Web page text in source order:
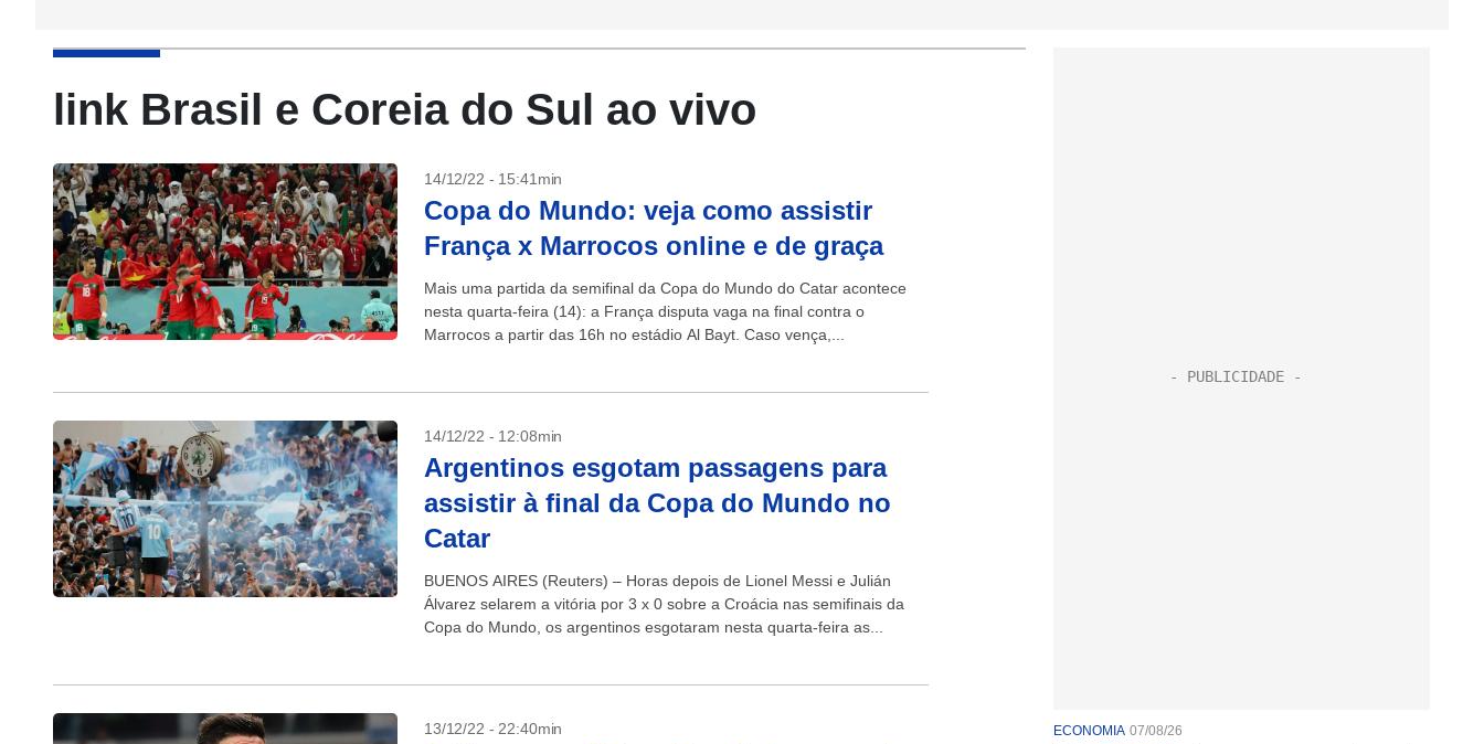
link Brasil e Coreia do Sul ao vivo
14/12/22 - 15:41min
Copa do Mundo: veja como assistir
França x Marrocos online e de graça
Mais uma partida da semifinal da Copa do Mundo do Catar acontece
nesta quarta-feira (14): a França disputa vaga na final contra o
Marrocos a partir das 16h no estádio Al Bayt. Caso vença,...
14/12/22 - 12:08min
Argentinos esgotam passagens para
assistir à final da Copa do Mundo no
Catar
BUENOS AIRES (Reuters) – Horas depois de Lionel Messi e Julián
Álvarez selarem a vitória por 3 x 0 sobre a Croácia nas semifinais da
Copa do Mundo, os argentinos esgotaram nesta quarta-feira as...
13/12/22 - 22:40min ECONOMIA 07/08/26